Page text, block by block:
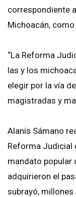
correspondiente
Michoacán,
“La Reforma
las y los
elegir por la vía
magistradas y
Alanís Sámano
Reforma Judicial
mandato popular
adquirieron el
subrayó,